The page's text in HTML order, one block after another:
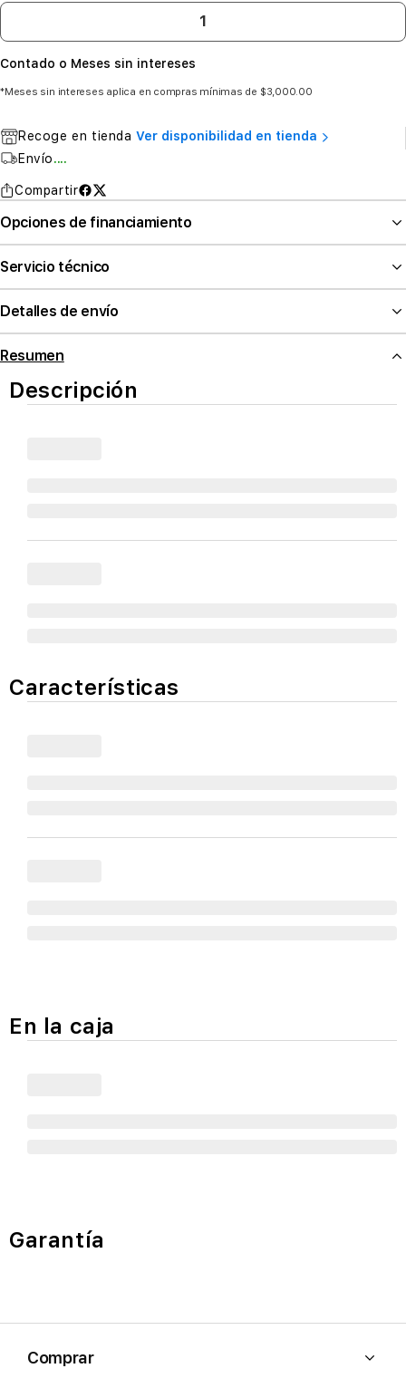
Contado o Meses sin intereses
*Meses sin intereses aplica en compras mínimas de $3,000.00
Recoge en tienda Ver disponibilidad en tienda
Envío....
Compartir
Opciones de financiamiento
Servicio técnico
Detalles de envío
Resumen
Descripción
Características
En la caja
Garantía
Comprar